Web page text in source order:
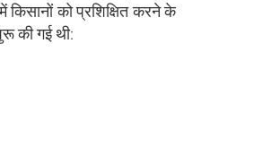
किसानों को प्रशिक्षित करने के
की गई थी: